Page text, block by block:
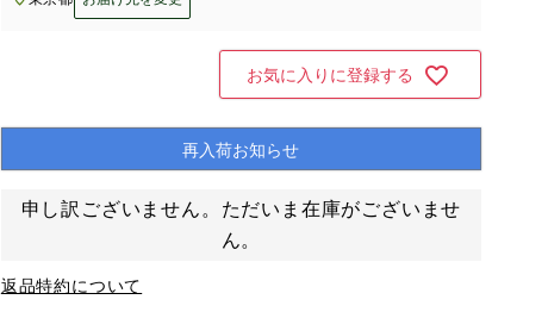
お気に入りに登録する
再入荷お知らせ
申し訳ございません。ただいま在庫がございませ
ん。
返品特約について